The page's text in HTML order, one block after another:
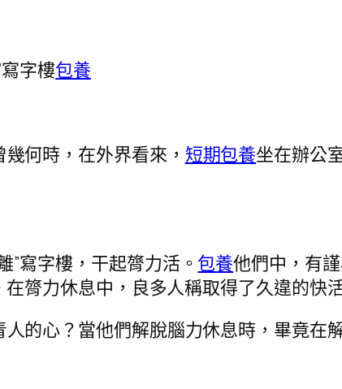
字樓包養
何時，在外界看來， 短期包養坐在辦公
”寫字樓，干起膂力活。 包養他們中，有
膂力休息中，良多人稱取得了久違的快
的心？當他們解脫腦力休息時，畢竟在